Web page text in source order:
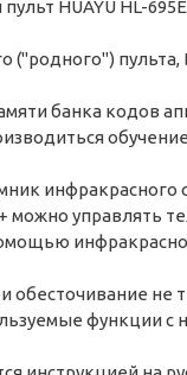
HUAYU HL-
("родного")
банка кодов
инфракрасного
можно управлять
обесточивание не
функции с